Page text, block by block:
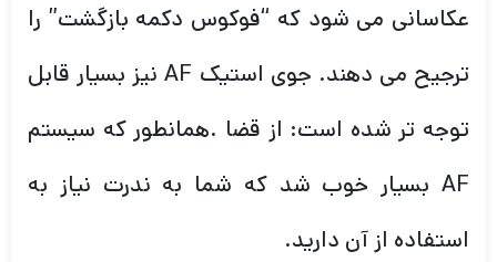
عکاسانی می شود که “فوکوس دکمه بازگشت” را
ترجیح می دهند. جوی استیک AF نیز بسیار قابل
توجه تر شده است: از قضا .همانطور که سیستم
AF بسیار خوب شد که شما به ندرت نیاز به
استفاده از آن دارید.